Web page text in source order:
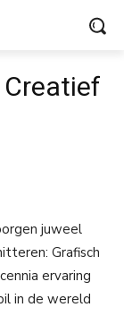
Creatief
juweel
Grafisch
ervaring
in de wereld